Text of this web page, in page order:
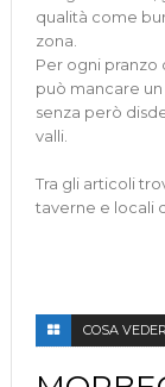
qualità come
zona.
Per ogni pranzo
può mancare
senza però
valli.
Tra gli articoli
taverne e locali
COSA